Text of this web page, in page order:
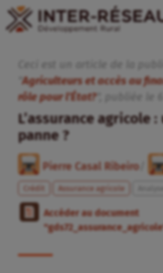
Agriculteurs et accès au
rôle pour l’État?", publiée
L’assurance agricole
panne ?
Pierre Casal Ribeiro
Crédit Assurance agricole
Accéder au document